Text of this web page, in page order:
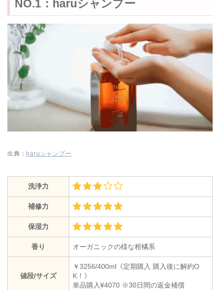
NO.1：haruシャンプー
出典： haruシャンプー
洗浄力
補修力
保湿力
香り オーガニックの様な柑橘系
値段/サイズ
￥3256/400ml《定期購入 購入後に解約O
K！》
単品購入¥4070 ※30日間の返金補償